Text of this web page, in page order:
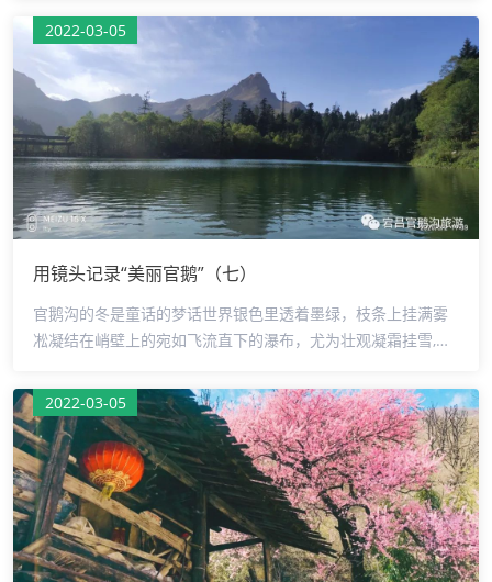
水体景观、天象景观等自然景观和人文景观于一体，置身期
间，就好比误入一幅山水画卷中，山青水秀，鸟语花香，峰回
路转，曲经通幽，大面积的原始森林，一切都让人沉醉不知归
路。茫茫草甸，雪山奇峰，灵石秀水，原始丛林，雾纱弥漫，
湛蓝天空中自由漂浮的朵朵白云，构成了一幅完美的高原秀美
山川图。摄影：秦大为监制：罗少鹏审核：侯军编辑：马艳芳
用镜头记录“美丽官鹅”（七）
官鹅沟的冬是童话的梦话世界银色里透着墨绿，枝条上挂满雾
凇凝结在峭壁上的宛如飞流直下的瀑布，尤为壮观凝霜挂雪,如
少鹏审核：侯军编辑：马艳芳
2022-03-05
2022-03-05